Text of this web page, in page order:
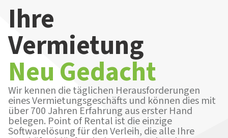
Ihre
Vermietung
Neu Gedacht
Wir kennen die täglichen Herausforderungen
eines Vermietungsgeschäfts und können dies mit
über 700 Jahren Erfahrung aus erster Hand
belegen. Point of Rental ist die einzige
Softwarelösung für den Verleih, die alle Ihre